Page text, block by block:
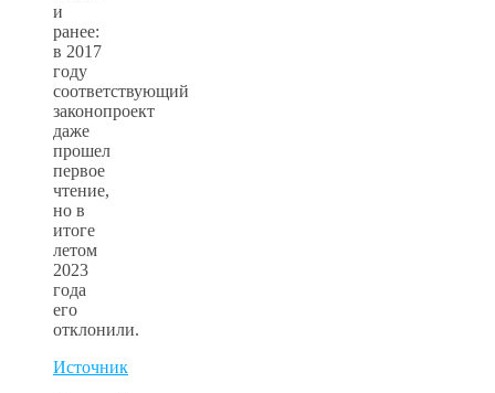
и
ранее:
в 2017
году
соответствующий
законопроект
даже
прошел
первое
чтение,
но в
итоге
летом
2023
года
его
отклонили.
Источник